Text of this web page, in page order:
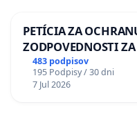
PETÍCIA ZA
ZODPOVEDNOSTI
A ZLYHANIE ŠTÁTU
483 podpisov
195 Podpisy / 30 dni
7 Jul 2026